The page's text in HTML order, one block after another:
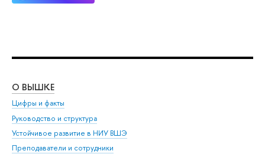
О ВЫШКЕ
Цифры и факты
Руководство и структура
Устойчивое развитие в НИУ ВШЭ
Преподаватели и сотрудники